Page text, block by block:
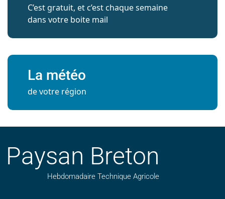
C’est gratuit, et c’est chaque semaine
dans votre boite mail
La météo
de votre région
Paysan Breton
Hebdomadaire Technique Agricole